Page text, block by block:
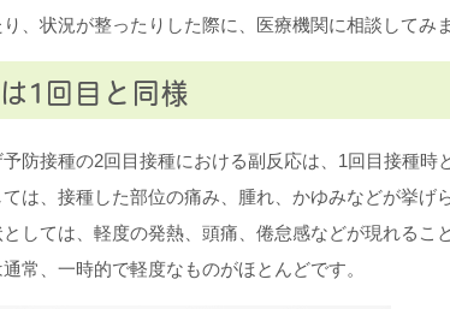
、状況が整ったりした際に、医療機関に相談してみ
1回目と同様
防接種の2回目接種における副反応は、1回目接種時
は、接種した部位の痛み、腫れ、かゆみなどが挙げ
しては、軽度の発熱、頭痛、倦怠感などが現れるこ
常、一時的で軽度なものがほとんどです。